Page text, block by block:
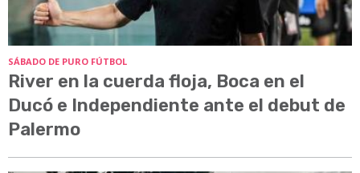
SÁBADO DE PURO FÚTBOL
River en la cuerda floja, Boca en el
Ducó e Independiente ante el debut de
Palermo